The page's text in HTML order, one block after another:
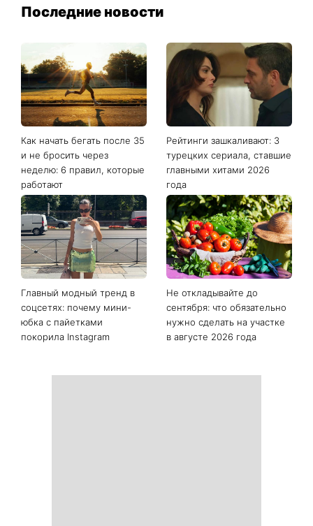
Последние новости
Как начать бегать после 35
и не бросить через
неделю: 6 правил, которые
работают
Рейтинги зашкаливают: 3
турецких сериала, ставшие
главными хитами 2026
года
Главный модный тренд в
соцсетях: почему мини-
юбка с пайетками
покорила Instagram
Не откладывайте до
сентября: что обязательно
нужно сделать на участке
в августе 2026 года